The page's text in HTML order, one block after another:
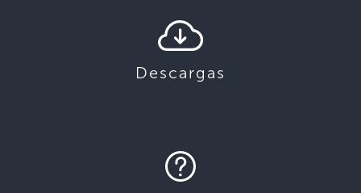
Descargas